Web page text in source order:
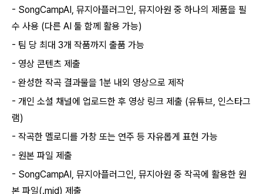
- SongCampAI, 뮤지아플러그인, 뮤지아원 중 하나의 제품을 필
수 사용 (다른 AI 툴 함께 활용 가능)
- 팀 당 최대 3개 작품까지 출품 가능
- 영상 콘텐츠 제출
- 완성한 작곡 결과물을 1분 내외 영상으로 제작
- 개인 소셜 채널에 업로드한 후 영상 링크 제출 (유튜브, 인스타그
램)
- 작곡한 멜로디를 가창 또는 연주 등 자유롭게 표현 가능
- 원본 파일 제출
- SongCampAI, 뮤지아플러그인, 뮤지아원 중 작곡에 활용한 원
본 파일(.mid) 제출